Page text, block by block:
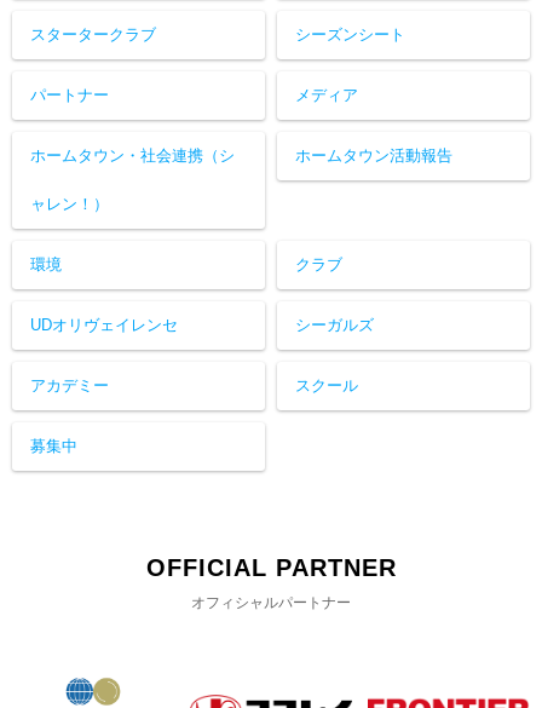
スタータークラブ シーズンシート
パートナー メディア
ホームタウン・社会連携（シ
ャレン！）
ホームタウン活動報告
環境 クラブ
UDオリヴェイレンセ シーガルズ
アカデミー スクール
募集中
OFFICIAL PARTNER
オフィシャルパートナー